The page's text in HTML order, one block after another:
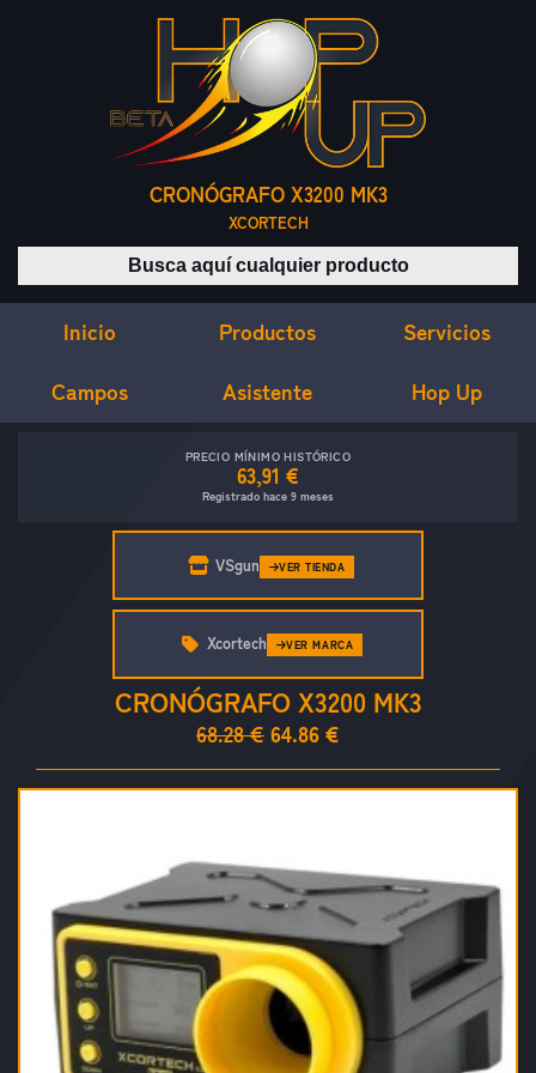
CRONÓGRAFO X3200 MK3
XCORTECH
Buscar productos
Inicio Productos Servicios
Campos Asistente Hop Up
PRECIO MÍNIMO HISTÓRICO
63,91 €
Registrado hace 9 meses
VSgun VER TIENDA
CRONÓGRAFO X3200 MK3
68.28 € 64.86 €
Xcortech VER MARCA